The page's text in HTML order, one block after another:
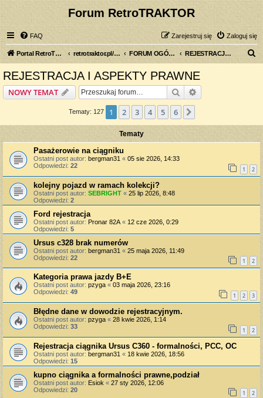
Forum RetroTRAKTOR
FAQ Zaloguj się
Zarejestruj się
Portal RetroTRAKTOR.pl retrotraktor.pl/forum FORUM OGÓLNE REJESTRACJA I ASPEKTY PRAWNE
REJESTRACJA I ASPEKTY PRAWNE
NOWY TEMAT Szukaj
Tematy: 127 1 2 3 4 5 6
Tematy
Pasażerowie na ciągniku
Ostatni post autor: bergman31 « 05 sie 2026, 14:33
Odpowiedzi: 22 1 2
kolejny pojazd w ramach kolekcji?
Ostatni post autor: SEBRIGHT « 25 lip 2026, 8:48
Odpowiedzi: 2
Ford rejestracja
Ostatni post autor: Pronar 82A « 12 cze 2026, 0:29
Odpowiedzi: 5
Ursus c328 brak numerów
Ostatni post autor: bergman31 « 25 maja 2026, 11:49
Odpowiedzi: 22 1 2
Kategoria prawa jazdy B+E
Ostatni post autor: pzyga « 03 maja 2026, 23:16
Odpowiedzi: 49 1 2 3
Błędne dane w dowodzie rejestracyjnym.
Ostatni post autor: pzyga « 28 kwie 2026, 1:14
Odpowiedzi: 33 1 2
Rejestracja ciągnika Ursus C360 - formalności, PCC, OC
Ostatni post autor: bergman31 « 18 kwie 2026, 18:56
Odpowiedzi: 15
kupno ciągnika a formalności prawne,podział
Ostatni post autor: Esiok « 27 sty 2026, 12:06
Odpowiedzi: 20 1 2